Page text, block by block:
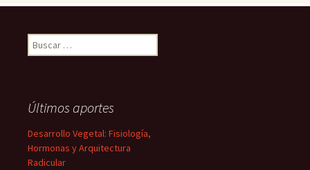
Buscar:
Últimos aportes
Desarrollo Vegetal: Fisiología,
Hormonas y Arquitectura
Radicular